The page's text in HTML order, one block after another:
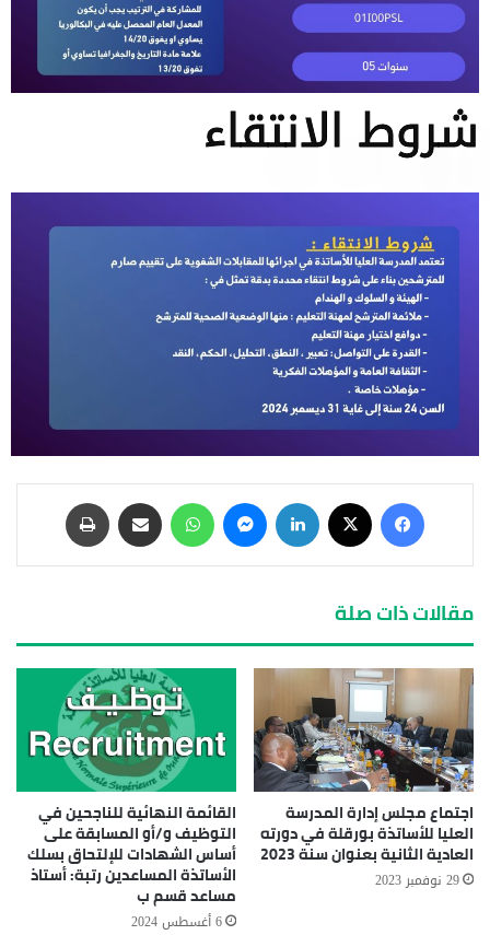
شروط الانتقاء
مقالات ذات صلة
اجتماع مجلس إدارة المدرسة
العليا للأساتذة بورقلة في دورته
العادية الثانية بعنوان سنة 2023
29 نوفمبر 2023
القائمة النهائية للناجحين في
التوظيف و/أو المسابقة على
أساس الشهادات للإلتحاق بسلك
الأساتذة المساعدين رتبة: أستاذ
مساعد قسم ب
6 أغسطس 2024